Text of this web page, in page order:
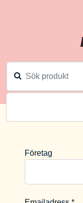
Företag